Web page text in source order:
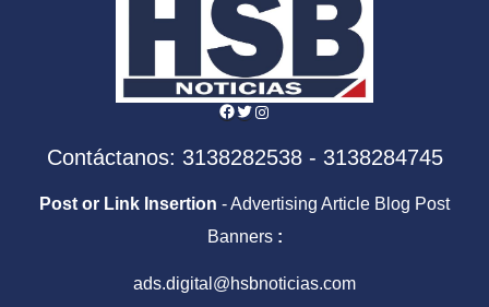
Facebook
Twitter
Instagram
Contáctanos: 3138282538 - 3138284745
Post or Link Insertion - Advertising Article Blog Post
Banners :
ads.digital@hsbnoticias.com